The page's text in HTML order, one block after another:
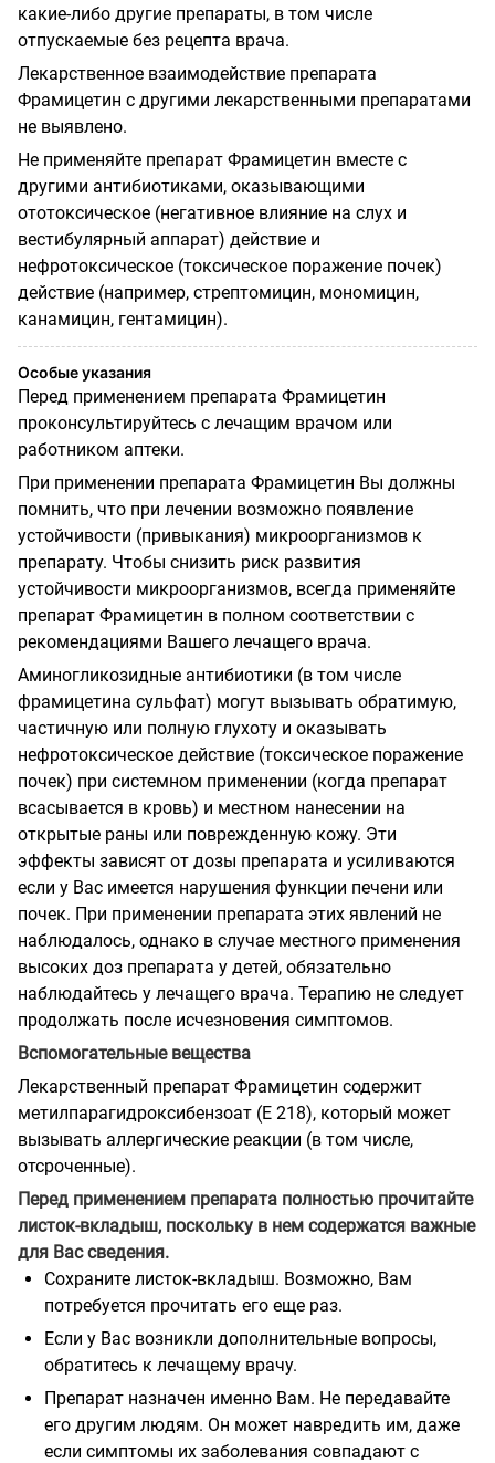
какие-либо другие препараты, в том числе
отпускаемые без рецепта врача.
Лекарственное взаимодействие препарата
Фрамицетин с другими лекарственными препаратами
не выявлено.
Не применяйте препарат Фрамицетин вместе с
другими антибиотиками, оказывающими
ототоксическое (негативное влияние на слух и
вестибулярный аппарат) действие и
нефротоксическое (токсическое поражение почек)
действие (например, стрептомицин, мономицин,
канамицин, гентамицин).
Особые указания
Перед применением препарата Фрамицетин
проконсультируйтесь с лечащим врачом или
работником аптеки.
При применении препарата Фрамицетин Вы должны
помнить, что при лечении возможно появление
устойчивости (привыкания) микроорганизмов к
препарату. Чтобы снизить риск развития
устойчивости микроорганизмов, всегда применяйте
препарат Фрамицетин в полном соответствии с
рекомендациями Вашего лечащего врача.
Аминогликозидные антибиотики (в том числе
фрамицетина сульфат) могут вызывать обратимую,
частичную или полную глухоту и оказывать
нефротоксическое действие (токсическое поражение
почек) при системном применении (когда препарат
всасывается в кровь) и местном нанесении на
открытые раны или поврежденную кожу. Эти
эффекты зависят от дозы препарата и усиливаются
если у Вас имеется нарушения функции печени или
почек. При применении препарата этих явлений не
наблюдалось, однако в случае местного применения
высоких доз препарата у детей, обязательно
наблюдайтесь у лечащего врача. Терапию не следует
продолжать после исчезновения симптомов.
Вспомогательные вещества
Лекарственный препарат Фрамицетин содержит
метилпарагидроксибензоат (E 218), который может
вызывать аллергические реакции (в том числе,
отсроченные).
Перед применением препарата полностью прочитайте
листок-вкладыш, поскольку в нем содержатся важные
для Вас сведения.
Сохраните листок-вкладыш. Возможно, Вам
потребуется прочитать его еще раз.
Если у Вас возникли дополнительные вопросы,
обратитесь к лечащему врачу.
Препарат назначен именно Вам. Не передавайте
его другим людям. Он может навредить им, даже
если симптомы их заболевания совпадают с